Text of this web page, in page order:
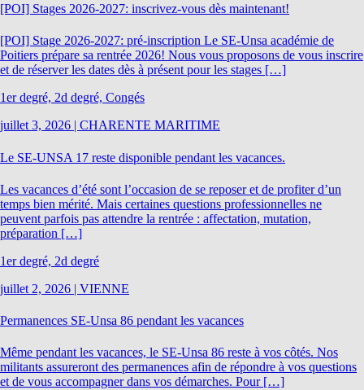
[POI] Stages 2026-2027: inscrivez-vous dès maintenant!
[POI] Stage 2026-2027: pré-inscription Le SE-Unsa académie de
Poitiers prépare sa rentrée 2026! Nous vous proposons de vous inscrire
et de réserver les dates dès à présent pour les stages […]
1er degré, 2d degré, Congés
juillet 3, 2026 | CHARENTE MARITIME
Le SE-UNSA 17 reste disponible pendant les vacances.
Les vacances d’été sont l’occasion de se reposer et de profiter d’un
temps bien mérité. Mais certaines questions professionnelles ne
peuvent parfois pas attendre la rentrée : affectation, mutation,
préparation […]
1er degré, 2d degré
juillet 2, 2026 | VIENNE
Permanences SE-Unsa 86 pendant les vacances
Même pendant les vacances, le SE-Unsa 86 reste à vos côtés. Nos
militants assureront des permanences afin de répondre à vos questions
et de vous accompagner dans vos démarches. Pour […]